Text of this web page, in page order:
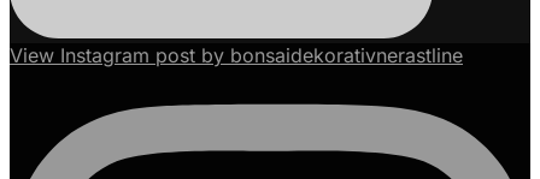
View Instagram post by bonsaidekorativnerastline